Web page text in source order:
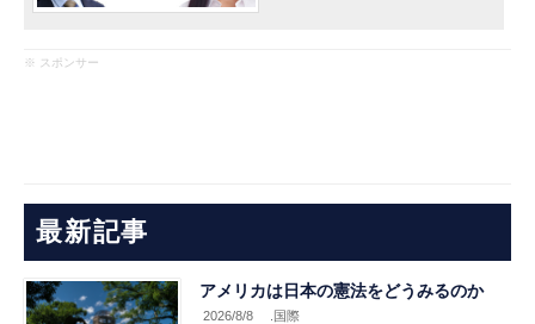
※ スポンサー
最新記事
アメリカは日本の憲法をどうみるのか
2026/8/8 .国際